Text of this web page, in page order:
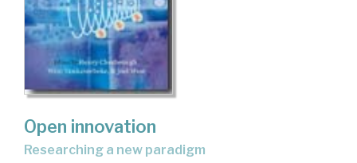
Open innovation
researching a new paradigm